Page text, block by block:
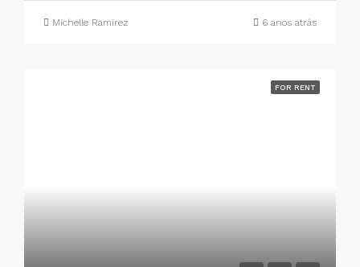
Michelle Ramirez 6 anos atrás
FOR RENT